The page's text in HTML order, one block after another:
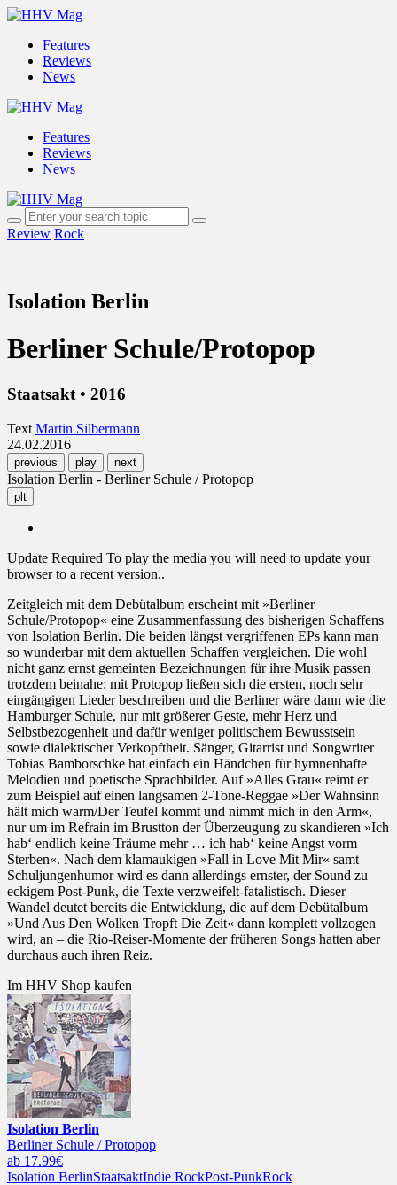
Features
Reviews
News
Features
Reviews
News
Review Rock
Isolation Berlin
Berliner Schule/Protopop
Staatsakt • 2016
Text Martin Silbermann
24.02.2016
previous play next
Isolation Berlin - Berliner Schule / Protopop
plt
Update Required To play the media you will need to update your
browser to a recent version..
Zeitgleich mit dem Debütalbum erscheint mit »Berliner
Schule/Protopop« eine Zusammenfassung des bisherigen Schaffens
von Isolation Berlin. Die beiden längst vergriffenen EPs kann man
so wunderbar mit dem aktuellen Schaffen vergleichen. Die wohl
nicht ganz ernst gemeinten Bezeichnungen für ihre Musik passen
trotzdem beinahe: mit Protopop ließen sich die ersten, noch sehr
eingängigen Lieder beschreiben und die Berliner wäre dann wie die
Hamburger Schule, nur mit größerer Geste, mehr Herz und
Selbstbezogenheit und dafür weniger politischem Bewusstsein
sowie dialektischer Verkopftheit. Sänger, Gitarrist und Songwriter
Tobias Bamborschke hat einfach ein Händchen für hymnenhafte
Melodien und poetische Sprachbilder. Auf »Alles Grau« reimt er
zum Beispiel auf einen langsamen 2-Tone-Reggae »Der Wahnsinn
hält mich warm/Der Teufel kommt und nimmt mich in den Arm«,
nur um im Refrain im Brustton der Überzeugung zu skandieren »Ich
hab‘ endlich keine Träume mehr … ich hab‘ keine Angst vorm
Sterben«. Nach dem klamaukigen »Fall in Love Mit Mir« samt
Schuljungenhumor wird es dann allerdings ernster, der Sound zu
eckigem Post-Punk, die Texte verzweifelt-fatalistisch. Dieser
Wandel deutet bereits die Entwicklung, die auf dem Debütalbum
»Und Aus Den Wolken Tropft Die Zeit« dann komplett vollzogen
wird, an – die Rio-Reiser-Momente der früheren Songs hatten aber
durchaus auch ihren Reiz.
Im HHV Shop kaufen
Isolation Berlin
Berliner Schule / Protopop
ab 17.99€
Isolation BerlinStaatsaktIndie RockPost-PunkRock